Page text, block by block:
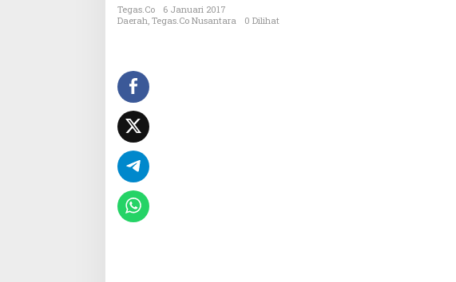
m
u
Tegas.co
6 Januari 2017
Daerah, Tegas.co Nusantara 0 Dilihat